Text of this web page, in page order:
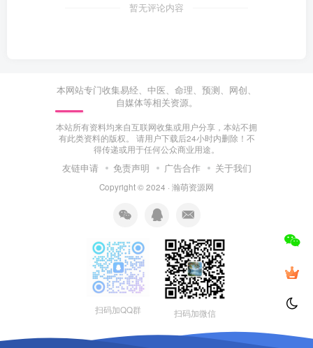
暂无评论内容
本网站专门收集易经、中医、命理、预测、网创、
自媒体等相关资源。
本站所有资料均来自互联网收集或用户分享，本站不拥
有此类资料的版权。 请用户下载后24小时内删除！不
得传递或用于任何公众商业用途。
友链申请 免责声明 广告合作 关于我们
Copyright © 2024 · 瀚萌资源网
扫码加QQ群 扫码加微信